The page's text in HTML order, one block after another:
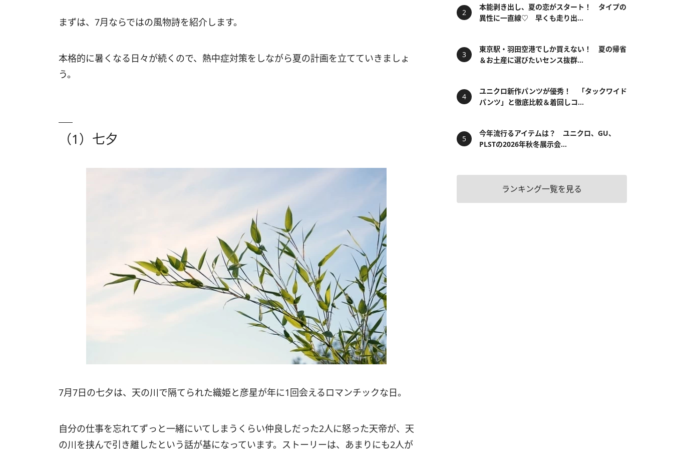
まずは、7月ならではの風物詩を紹介します。
本格的に暑くなる日々が続くので、熱中症対策をしながら夏の計画を立てていきましょ
う。
（1）七夕
7月7日の七夕は、天の川で隔てられた織姫と彦星が年に1回会えるロマンチックな日。
自分の仕事を忘れてずっと一緒にいてしまうくらい仲良しだった2人に怒った天帝が、天
の川を挟んで引き離したという話が基になっています。ストーリーは、あまりにも2人が
本能剥き出し、夏の恋がスタート！ タイプの
異性に一直線♡ 早くも走り出...
東京駅・羽田空港でしか買えない！ 夏の帰省
＆お土産に選びたいセンス抜群...
ユニクロ新作パンツが優秀！ 「タックワイド
パンツ」と徹底比較＆着回しコ...
今年流行るアイテムは？ ユニクロ、GU、
PLSTの2026年秋冬展示会...
ランキング一覧を見る